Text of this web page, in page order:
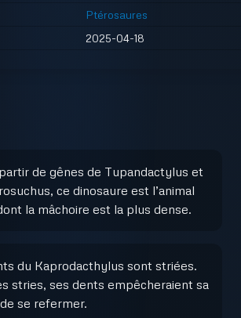
Ptérosaures
2025-04-18
de gênes de Tupandactylus et
ce dinosaure est l’animal
la mâchoire est la plus dense.
du Kaprodacthylus sont striées.
stries, ses dents empêcheraient sa
se refermer.